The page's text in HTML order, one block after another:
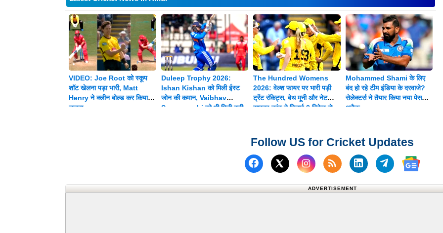
VIDEO: Joe Root को स्कूप
शॉट खेलना पड़ा भारी, Matt
Henry ने क्लीन बोल्ड कर किया
चलता
Duleep Trophy 2026:
Ishan Kishan को मिली ईस्ट
जोन की कमान, Vaibhav
Suryavanshi को भी मिली बड़ी
The Hundred Womens
2026: वेल्श फायर पर भारी पड़ी
ट्रेंट रॉकेट्स, बेथ मूनी और नेट
साइवर-ब्रंट ने दिलाई 8 विकेट से
Mohammed Shami के लिए
बंद हो रहे टीम इंडिया के दरवाजे?
सेलेक्टर्स ने तैयार किया नया पेस
अटैक
Follow US for Cricket Updates
Follow us on Facebook
Follow us on X (Twitter)
Subscribe to our RSS Feed
Follow us onFollow us on
Follow
ADVERTISEMENT